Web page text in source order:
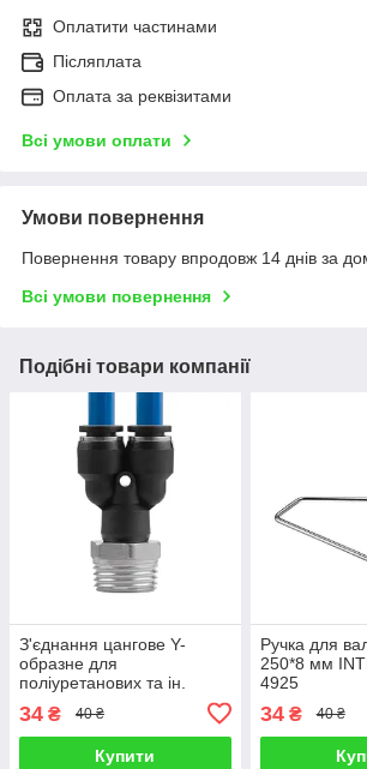
Оплатити частинами
Післяплата
Оплата за реквізитами
Всі умови оплати
Умови повернення
Повернення товару впродовж 14 днів за
Всі умови повернення
Подібні товари компанії
З'єднання цангове Y-
образне для
поліуретанових та ін.
"нар.різьба INTERTOOL
PT-2387
34 ₴ 40 ₴
Купити
Ручка для
250*8 мм
4925
34₴ 40 ₴